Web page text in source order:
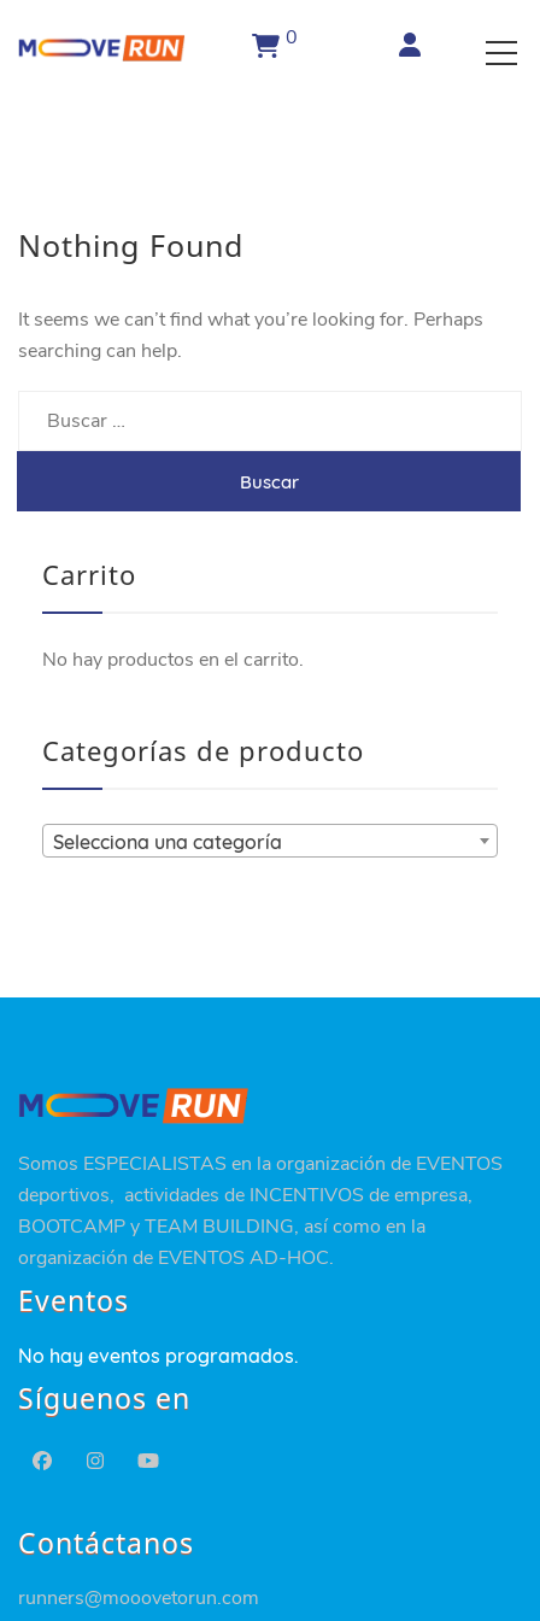
0
Nothing Found
It seems we can’t find what you’re looking for. Perhaps
searching can help.
Carrito
No hay productos en el carrito.
Categorías de producto
Selecciona una categoría
Somos ESPECIALISTAS en la organización de EVENTOS
deportivos, actividades de INCENTIVOS de empresa,
BOOTCAMP y TEAM BUILDING, así como en la
organización de EVENTOS AD-HOC.
Eventos
No hay eventos programados.
Síguenos en
Contáctanos
runners@mooovetorun.com